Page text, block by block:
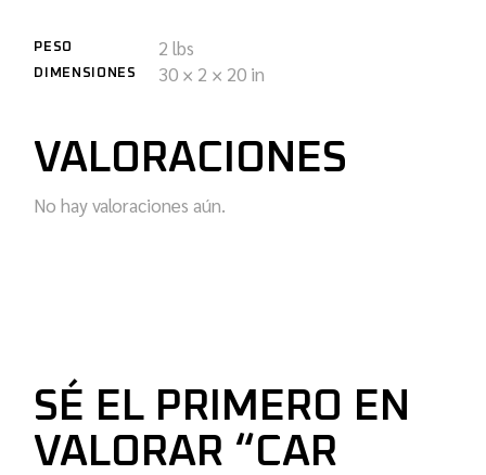
PESO 2 lbs
DIMENSIONES 30 × 2 × 20 in
VALORACIONES
No hay valoraciones aún.
SÉ EL PRIMERO EN
VALORAR “CAR